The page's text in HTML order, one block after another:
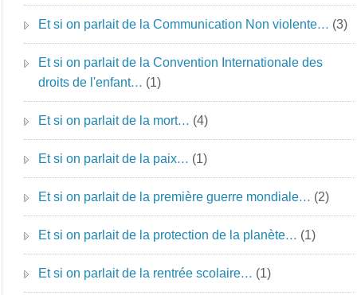
Et si on parlait de la Communication Non violente… (3)
Et si on parlait de la Convention Internationale des
droits de l'enfant… (1)
Et si on parlait de la mort… (4)
Et si on parlait de la paix… (1)
Et si on parlait de la première guerre mondiale… (2)
Et si on parlait de la protection de la planète… (1)
Et si on parlait de la rentrée scolaire… (1)